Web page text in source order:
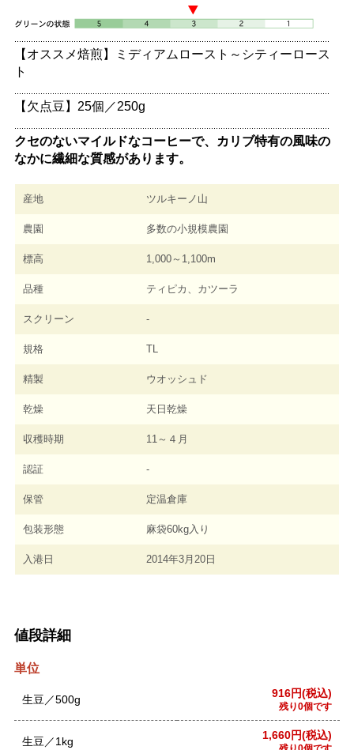
【オススメ焙煎】ミディアムロースト～シティーロース
ト
【欠点豆】25個／250g
クセのないマイルドなコーヒーで、カリブ特有の風味の
なかに繊細な質感があります。
産地 ツルキーノ山
農園 多数の小規模農園
標高 1,000～1,100m
品種 ティピカ、カツーラ
スクリーン -
規格 TL
精製 ウオッシュド
乾燥 天日乾燥
収穫時期 11～４月
認証 -
保管 定温倉庫
包装形態 麻袋60kg入り
入港日 2014年3月20日
値段詳細
単位
生豆／500g 916円(税込)
残り0個です
生豆／1kg 1,660円(税込)